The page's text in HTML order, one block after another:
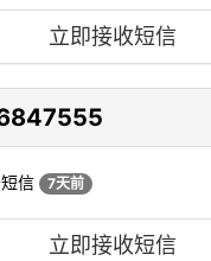
立即接收短信
信 7天前
立即接收短信